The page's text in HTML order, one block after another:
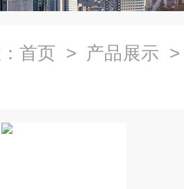
首页 > 产品展示